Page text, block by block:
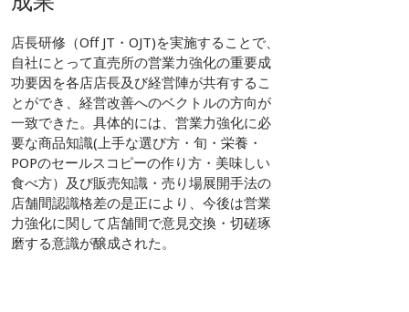
店長研修（Off JT・OJT)を実施することで、
自社にとって直売所の営業力強化の重要成
功要因を各店店長及び経営陣が共有するこ
とができ、経営改善へのベクトルの方向が
一致できた。具体的には、営業力強化に必
要な商品知識(上手な選び方・旬・栄養・
POPのセールスコピーの作り方・美味しい
食べ方）及び販売知識・売り場展開手法の
店舗間認識格差の是正により、今後は営業
力強化に関して店舗間で意見交換・切磋琢
磨する意識が醸成された。